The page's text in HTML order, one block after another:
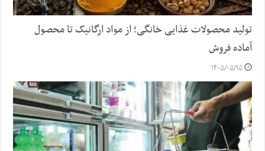
تولید محصولات غذایی خانگی؛ از مواد ارگانیک تا محصول
آماده فروش
۱۴۰۵/۰۵/۱۵